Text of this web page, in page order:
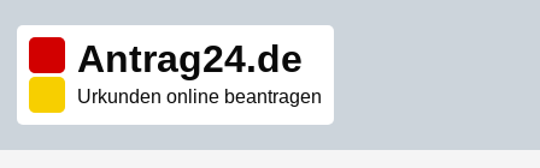
Antrag24.de
Urkunden online beantragen